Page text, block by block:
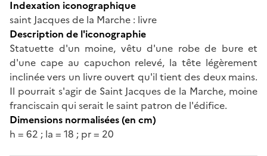
Indexation iconographique
saint Jacques de la Marche : livre
Description de l'iconographie
Statuette d'un moine, vêtu d'une robe de bure et
d'une cape au capuchon relevé, la tête légèrement
inclinée vers un livre ouvert qu'il tient des deux mains.
Il pourrait s'agir de Saint Jacques de la Marche, moine
franciscain qui serait le saint patron de l'édifice.
Dimensions normalisées (en cm)
h = 62 ; la = 18 ; pr = 20